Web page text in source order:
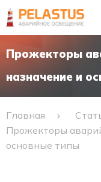
Прожекторы
назначение и
Главная
Прожекторы
основные типы